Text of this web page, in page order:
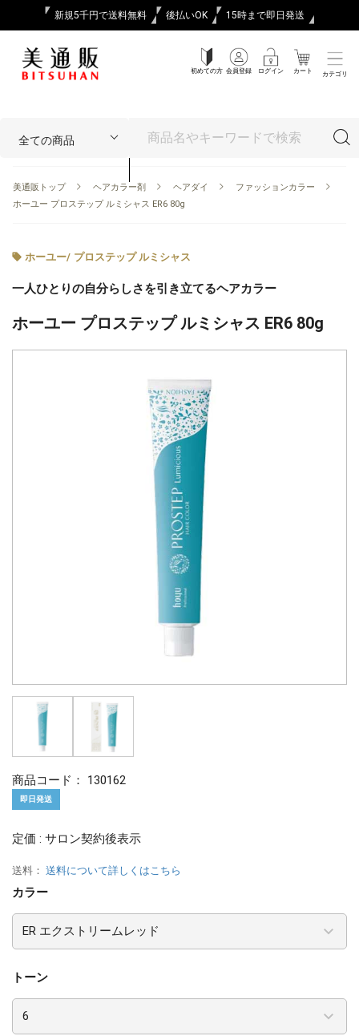
新規5千円で送料無料 後払いOK 15時まで即日発送
初めての方 会員登録 ログイン カート カテゴリ
美通販トップ ヘアカラー剤 ヘアダイ
ファッションカラー
ホーユー プロステップ ルミシャス ER6 80g
ホーユー/ プロステップ ルミシャス
一人ひとりの自分らしさを引き立てるヘアカラー
ホーユー プロステップ ルミシャス ER6 80g
商品コード： 130162
即日発送
定価 : サロン契約後表示
送料： 送料について詳しくはこちら
カラー
トーン